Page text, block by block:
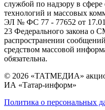
службой по надзору в
технологий и массовых
ЭЛ № ФС 77 - 77652 от
23 Федерального закона о
распространении
средством массовой
обязательна.
© 2026 «ТАТМЕДИА»
ИА «Татар-информ»
Политика о персональных